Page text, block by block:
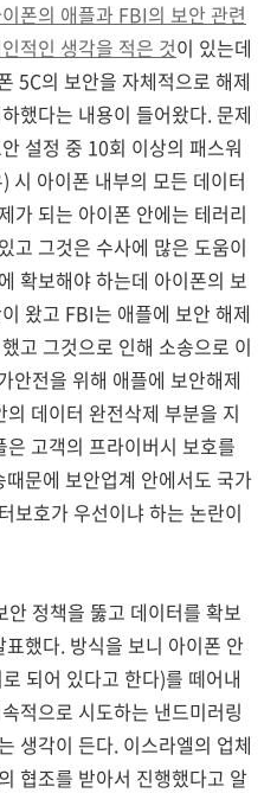
폰의 애플과 FBI의 보안 관련
적인 생각을 적은 것이 있는데
5C의 보안을 자체적으로 해제
했다는 내용이 들어왔다. 문제
설정 중 10회 이상의 패스워
시 아이폰 내부의 모든 데이터
가 되는 아이폰 안에는 테러리
고 그것은 수사에 많은 도움이
확보해야 하는데 아이폰의 보
왔고 FBI는 애플에 보안 해제
고 그것으로 인해 소송으로 이
안전을 위해 애플에 보안해제
데이터 완전삭제 부분을 지
고객의 프라이버시 보호를
문에 보안업계 안에서도 국가
보호가 우선이냐 하는 논란이
정책을 뚫고 데이터를 확보
했다. 방식을 보니 아이폰 안
되어 있다고 한다)를 떼어내
적으로 시도하는 낸드미러링
생각이 든다. 이스라엘의 업체
협조를 받아서 진행했다고 알